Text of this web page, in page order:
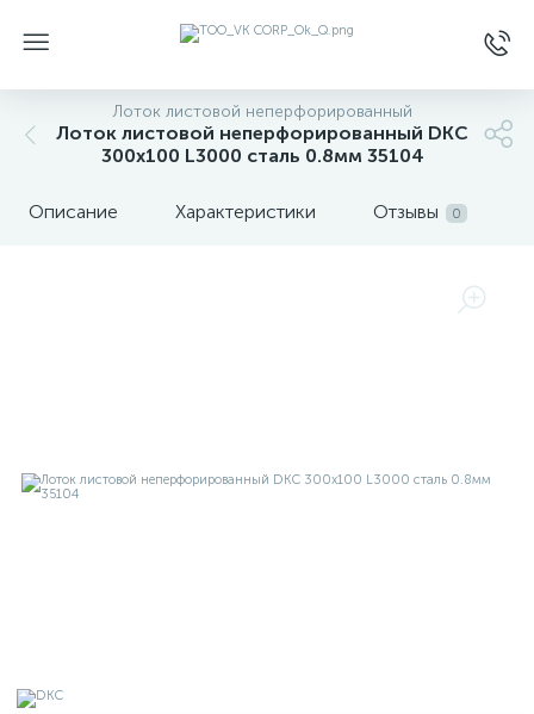
Лоток листовой неперфорированный
Лоток листовой неперфорированный DKC
300х100 L3000 сталь 0.8мм 35104
Описание Характеристики Отзывы 0